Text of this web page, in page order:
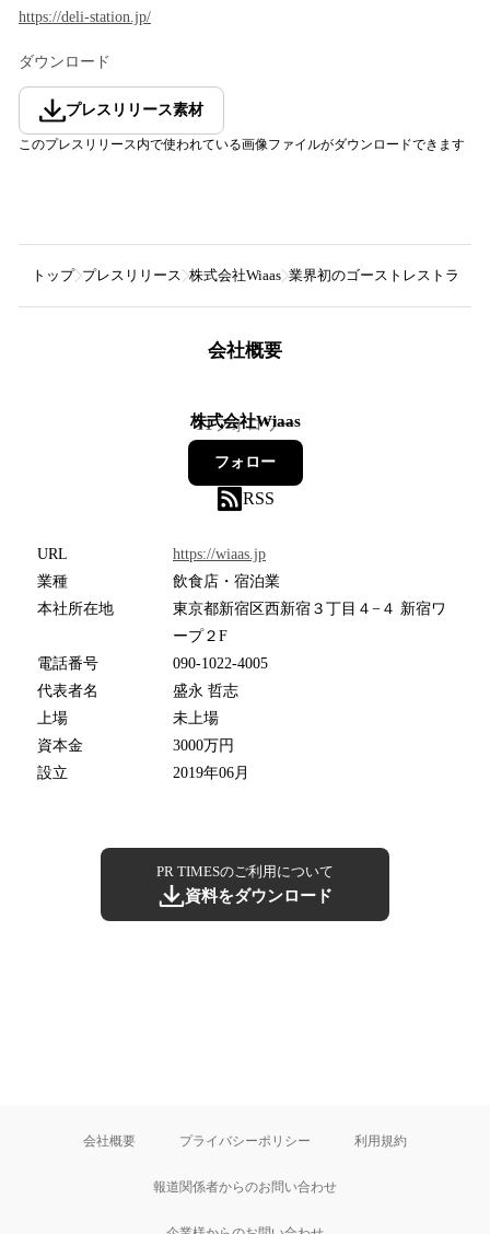
https://deli-station.jp/
ダウンロード
プレスリリース素材
このプレスリリース内で使われている画像ファイルがダウンロードできます
トップ プレスリリース 株式会社Wiaas 業界初のゴーストレストラン
会社概要
株式会社Wiaas
11フォロワー
フォロー
RSS
URL
https://wiaas.jp
業種
飲食店・宿泊業
本社所在地
東京都新宿区西新宿３丁目４−４ 新宿ワ
ープ２F
電話番号
090-1022-4005
代表者名
盛永 哲志
上場
未上場
資本金
3000万円
設立
2019年06月
PR TIMESのご利用について
資料をダウンロード
会社概要 プライバシーポリシー 利用規約
報道関係者からのお問い合わせ